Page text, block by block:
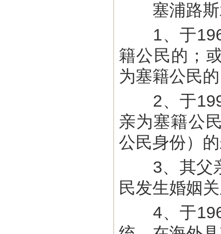
塞浦路斯
1、于1960
籍公民的；
为塞籍公民
2、于1999
亲为塞籍公
公民身份）
3、其父亲
民发生婚姻
4、于1960